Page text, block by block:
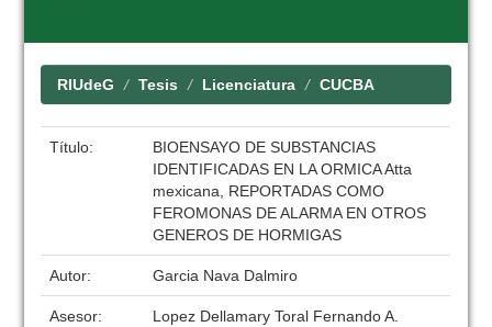
RIUdeG Tesis Licenciatura CUCBA
Título:
BIOENSAYO DE SUBSTANCIAS
IDENTIFICADAS EN LA ORMICA Atta
mexicana, REPORTADAS COMO
FEROMONAS DE ALARMA EN OTROS
GENEROS DE HORMIGAS
Autor: Garcia Nava Dalmiro
Asesor: Lopez Dellamary Toral Fernando A.